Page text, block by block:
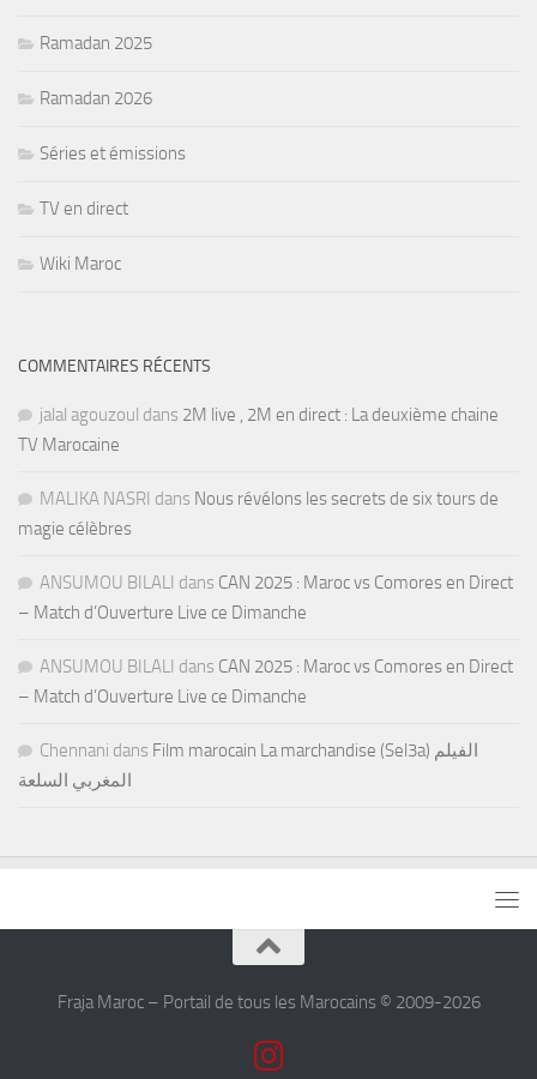
Ramadan 2025
Ramadan 2026
Séries et émissions
TV en direct
Wiki Maroc
COMMENTAIRES RÉCENTS
jalal agouzoul dans 2M live , 2M en direct : La deuxième chaine
TV Marocaine
MALIKA NASRI dans Nous révélons les secrets de six tours de
magie célèbres
ANSUMOU BILALI dans CAN 2025 : Maroc vs Comores en Direct
– Match d’Ouverture Live ce Dimanche
ANSUMOU BILALI dans CAN 2025 : Maroc vs Comores en Direct
– Match d’Ouverture Live ce Dimanche
Chennani dans Film marocain La marchandise (Sel3a) الفيلم
المغربي السلعة
Fraja Maroc – Portail de tous les Marocains © 2009-2026